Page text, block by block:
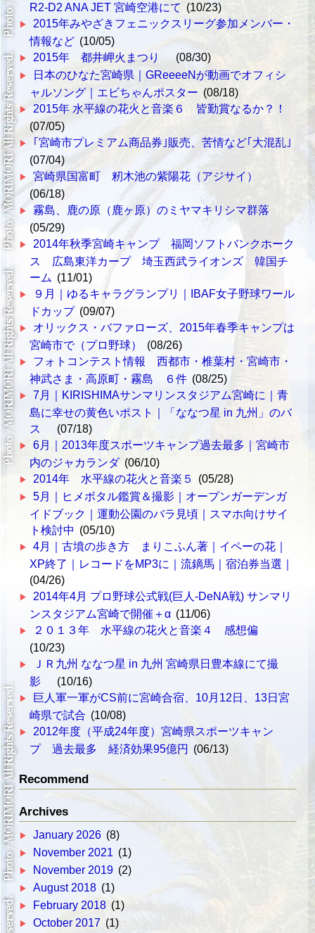
R2-D2 ANA JET 宮崎空港にて (10/23)
2015年みやざきフェニックスリーグ参加メンバー・
情報など (10/05)
2015年 都井岬火まつり
(08/30)
日本のひなた宮崎県｜GReeeeNが動画でオフィシ
ャルソング｜エビちゃんポスター (08/18)
2015年 水平線の花火と音楽６ 皆勤賞なるか？！
(07/05)
｢宮崎市プレミアム商品券｣販売、苦情など｢大混乱｣
(07/04)
宮崎県国富町 籾木池の紫陽花（アジサイ）
(06/18)
霧島、鹿の原（鹿ヶ原）のミヤマキリシマ群落
(05/29)
2014年秋季宮崎キャンプ 福岡ソフトバンクホーク
ス 広島東洋カープ 埼玉西武ライオンズ 韓国チ
ーム (11/01)
９月｜ゆるキャラグランプリ｜IBAF女子野球ワール
ドカップ (09/07)
オリックス・バファローズ、2015年春季キャンプは
宮崎市で（プロ野球）
(08/26)
フォトコンテスト情報 西都市・椎葉村・宮崎市・
神武さま・高原町・霧島 ６件 (08/25)
7月｜KIRISHIMAサンマリンスタジアム宮崎に｜青
島に幸せの黄色いポスト｜「ななつ星 in 九州」のバ
ス
(07/18)
6月｜2013年度スポーツキャンプ過去最多｜宮崎市
内のジャカランダ (06/10)
2014年 水平線の花火と音楽５
(05/28)
5月｜ヒメボタル鑑賞＆撮影｜オープンガーデンガ
イドブック｜運動公園のバラ見頃｜スマホ向けサイ
ト検討中 (05/10)
4月｜古墳の歩き方 まりこふん著｜イペーの花｜
XP終了｜レコードをMP3に｜流鏑馬｜宿泊券当選｜
(04/26)
2014年4月 プロ野球公式戦(巨人-DeNA戦) サンマリ
ンスタジアム宮崎で開催＋α (11/06)
２０１３年 水平線の花火と音楽４ 感想偏
(10/23)
ＪＲ九州 ななつ星 in 九州 宮崎県日豊本線にて撮
影
(10/16)
巨人軍一軍がCS前に宮崎合宿、10月12日、13日宮
崎県で試合 (10/08)
2012年度（平成24年度）宮崎県スポーツキャン
プ 過去最多 経済効果95億円
(06/13)
Recommend
Archives
January 2026 (8)
November 2021 (1)
November 2019 (2)
August 2018 (1)
February 2018 (1)
October 2017 (1)